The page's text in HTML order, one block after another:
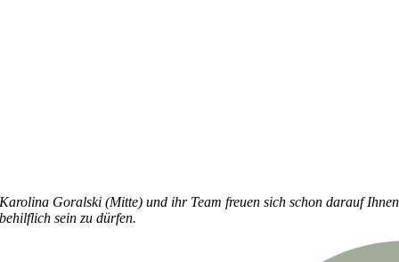
Karolina Goralski (Mitte) und ihr Team freuen sich schon darauf Ihnen
behilflich sein zu dürfen.